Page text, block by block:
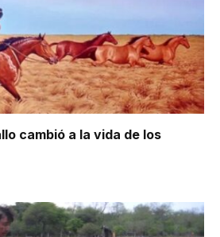
cambió a la vida de los